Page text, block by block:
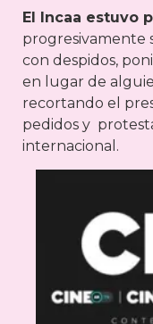
El Incaa estuvo
progresivamente
con despidos,
en lugar de
recortando el
pedidos y
internacional.